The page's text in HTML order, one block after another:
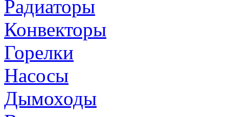
Радиаторы
Конвекторы
Горелки
Насосы
Дымоходы